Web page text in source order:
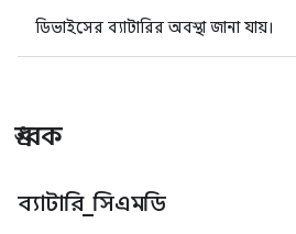
ডিভাইসের ব্যাটারির অবস্থা জানা যায়।
ধ্রুবক
ব্যাটারি_সিএমডি